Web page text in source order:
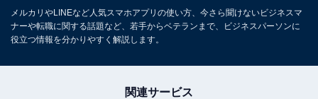
メルカリやLINEなど人気スマホアプリの使い方、今さら聞けないビジネスマ
ナーや転職に関する話題など、若手からベテランまで、ビジネスパーソンに
役立つ情報を分かりやすく解説します。
関連サービス